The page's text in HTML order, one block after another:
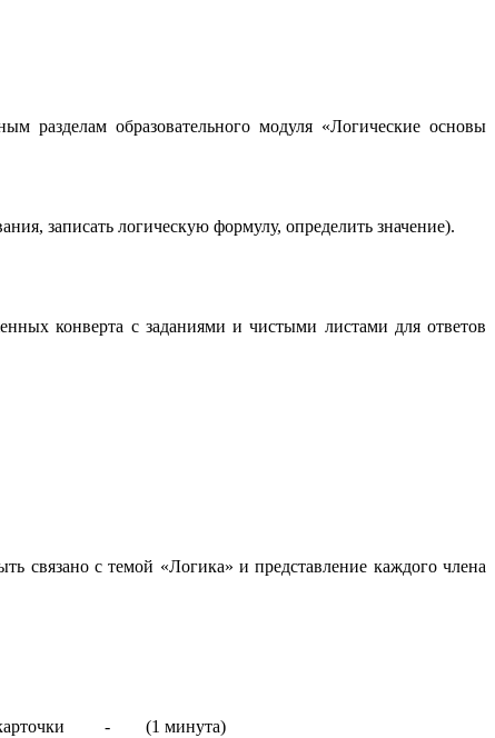
разделам образовательного модуля «Логические основы
записать логическую формулу, определить значение).
конверта с заданиями и чистыми листами для ответов
связано с темой «Логика» и представление каждого члена
карточки - (1 минута)